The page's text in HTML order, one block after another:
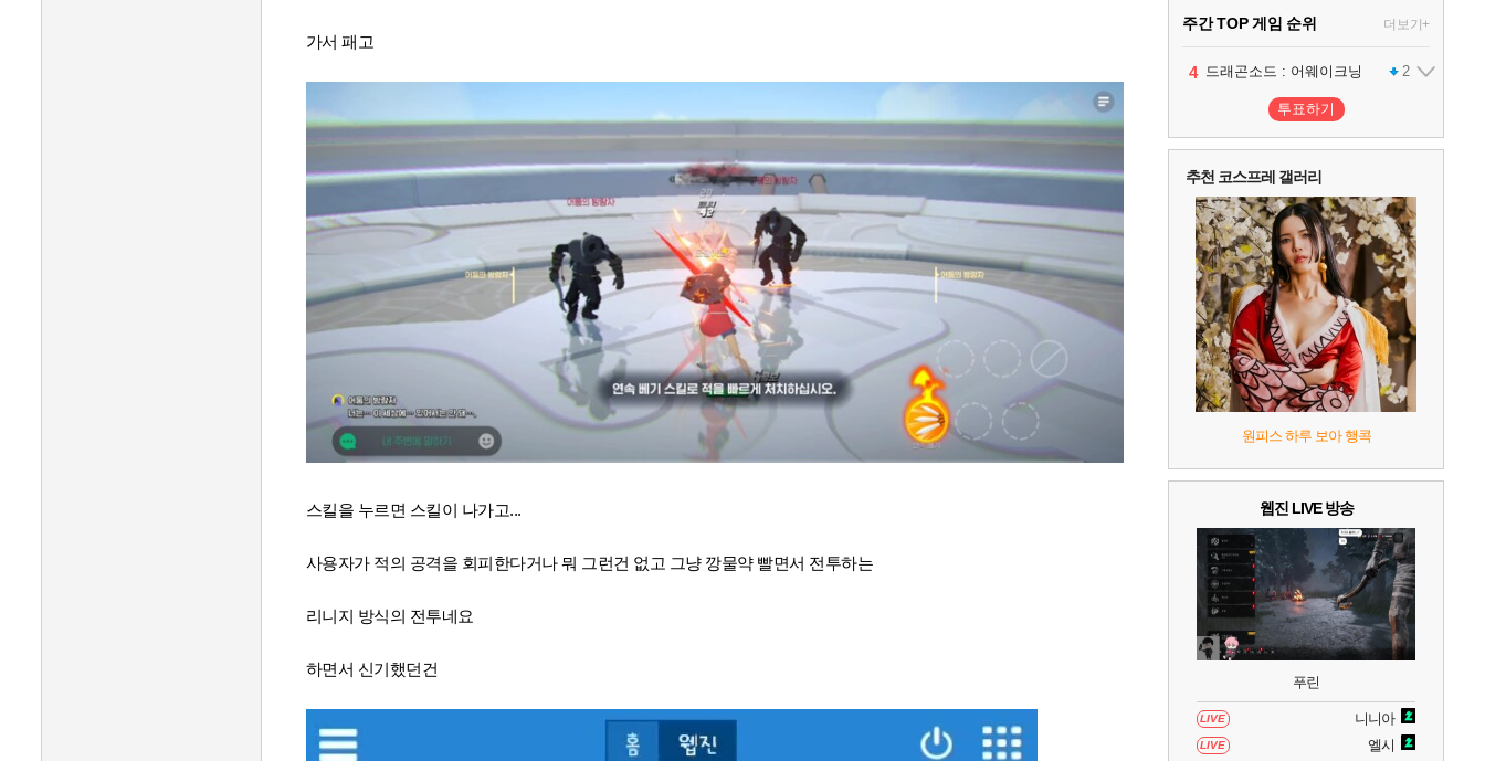
가서 패고
스킬을 누르면 스킬이 나가고...
사용자가 적의 공격을 회피한다거나 뭐 그런건 없고 그냥 깡물약 빨면서 전투하는
리니지 방식의 전투네요
하면서 신기했던건
주간 TOP 게임 순위 더보기+
1 팰월드
2 1
3 프로야구스피리츠2026 2
4 드래곤소드 : 어웨이크닝 2
5 블라인드 삼국 1
6 그랑블루 판타지 리링크 - 엔드리스 라그나로크 1
7 리듬 천국 미라클 스타즈 2
8 헤일로: 캠페인 이볼브드 2
9 캡틴 츠바사 2 월드 파이터즈
10 레고 배트맨: 레거시 오브 더 다크 나이트
투표하기
추천 코스프레 갤러리
원피스 하루 보아 행콕
웹진 LIVE 방송
푸린
LIVE 니니아
LIVE 엘시